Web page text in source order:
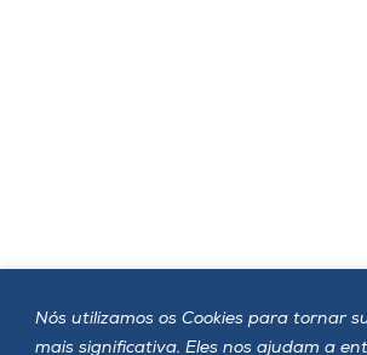
Nós utilizamos os Cookies para tornar
mais significativa. Eles nos ajudam a